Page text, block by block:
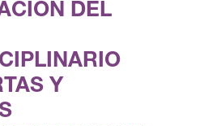
DEL
Y